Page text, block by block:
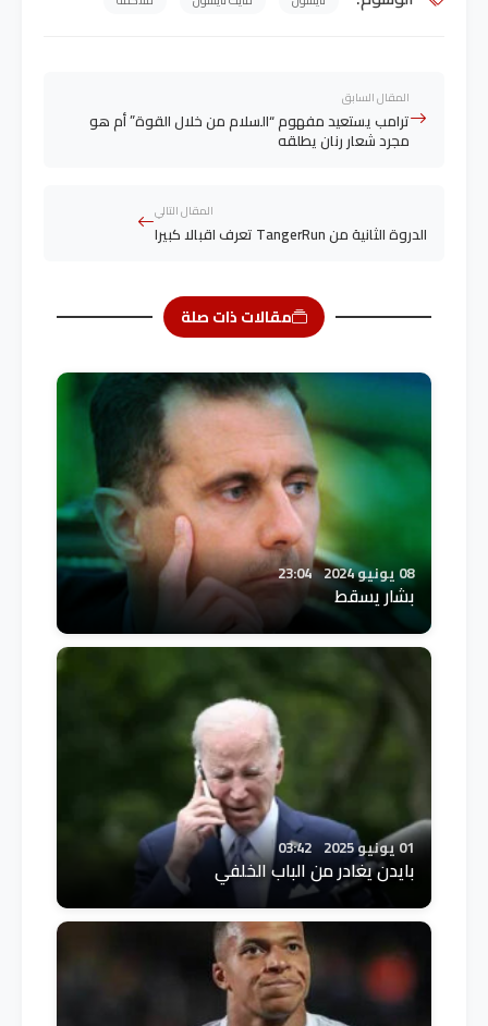
المقال السابق
ترامب يستعيد مفهوم “السلام من خلال القوة” أم هو
مجرد شعار رنان يطلقه
المقال التالي
الدروة الثانية من TangerRun تعرف اقبالا كبيرا
مقالات ذات صلة
08 يونيو 2024 23:04
بشار يسقط
01 يونيو 2025 03:42
بايدن يغادر من الباب الخلفي